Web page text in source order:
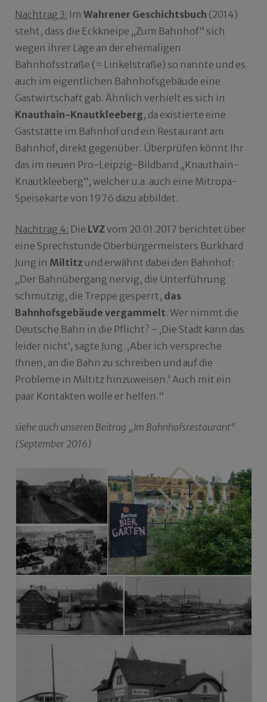
Nachtrag 3: Im Wahrener Geschichtsbuch (2014)
steht, dass die Eckkneipe „Zum Bahnhof“ sich
wegen ihrer Lage an der ehemaligen
Bahnhofsstraße (= Linkelstraße) so nannte und es
auch im eigentlichen Bahnhofsgebäude eine
Gastwirtschaft gab. Ähnlich verhielt es sich in
Knauthain-Knautkleeberg, da existierte eine
Gaststätte im Bahnhof und ein Restaurant am
Bahnhof, direkt gegenüber. Überprüfen könnt Ihr
das im neuen Pro-Leipzig-Bildband „Knauthain-
Knautkleeberg“, welcher u.a. auch eine Mitropa-
Speisekarte von 1976 dazu abbildet.
Nachtrag 4: Die LVZvom 20.01.2017 berichtet über
eine Sprechstunde Oberbürgermeisters Burkhard
Jung in Miltitz und erwähnt dabei den Bahnhof:
„Der Bahnübergang nervig, die Unterführung
schmutzig, die Treppe gesperrt, das
Bahnhofsgebäude vergammelt. Wer nimmt die
Deutsche Bahn in die Pflicht? – ‚Die Stadt kann das
leider nicht‘, sagte Jung. ‚Aber ich verspreche
Ihnen, an die Bahn zu schreiben und auf die
Probleme in Miltitz hinzuweisen.‘ Auch mit ein
paar Kontakten wolle er helfen.“
siehe auch unseren Beitrag „Im Bahnhofsrestaurant“
(September 2016)